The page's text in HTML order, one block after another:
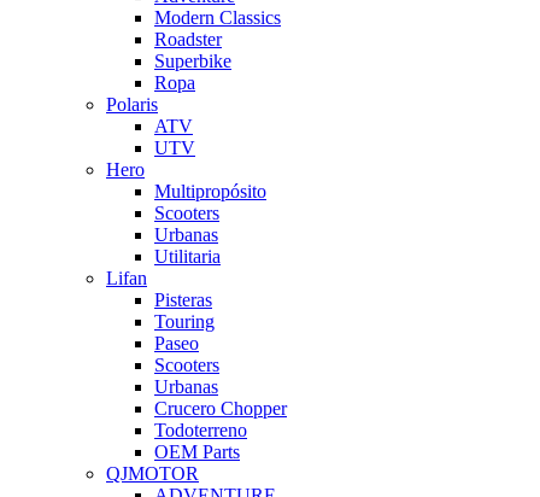
Modern Classics
Roadster
Superbike
Ropa
Polaris
ATV
UTV
Hero
Multipropósito
Scooters
Urbanas
Utilitaria
Lifan
Pisteras
Touring
Paseo
Scooters
Urbanas
Crucero Chopper
Todoterreno
OEM Parts
QJMOTOR